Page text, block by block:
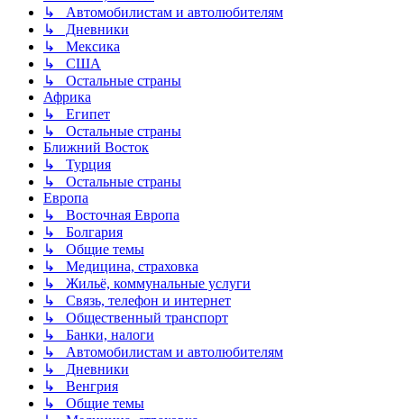
↳ Автомобилистам и автолюбителям
↳ Дневники
↳ Мексика
↳ США
↳ Остальные страны
Африка
↳ Египет
↳ Остальные страны
Ближний Восток
↳ Турция
↳ Остальные страны
Европа
↳ Восточная Европа
↳ Болгария
↳ Общие темы
↳ Медицина, страховка
↳ Жильё, коммунальные услуги
↳ Связь, телефон и интернет
↳ Общественный транспорт
↳ Банки, налоги
↳ Автомобилистам и автолюбителям
↳ Дневники
↳ Венгрия
↳ Общие темы